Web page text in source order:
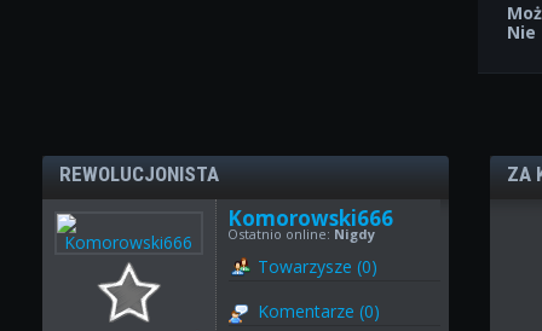
REWOLUCJONISTA
Komorowski666
Ostatnio online: Nigdy
Towarzysze (0)
Komentarze (0)
ZA